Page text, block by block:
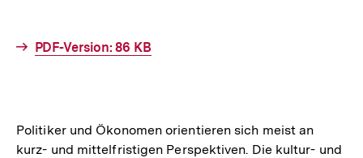
Interner
PDF-Version: 86 KB
Politiker und Ökonomen orientieren sich meist an
kurz- und mittelfristigen Perspektiven. Die kultur- und